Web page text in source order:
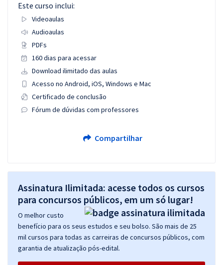
Este curso inclui:
Videoaulas
Audioaulas
PDFs
160 dias para acessar
Download ilimitado das aulas
Acesso no Android, iOS, Windows e Mac
Certificado de conclusão
Fórum de dúvidas com professores
Compartilhar
Assinatura Ilimitada: acesse todos os cursos
para concursos públicos, em um só lugar!
O melhor custo
benefício para os seus estudos e seu bolso. São mais de 25
mil cursos para todas as carreiras de concursos públicos, com
garantia de atualização pós-edital.